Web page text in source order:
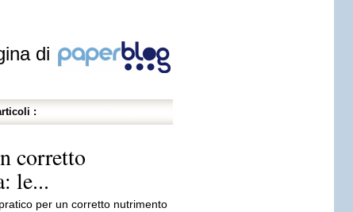
di
:
corretto
le...
per un corretto nutrimento